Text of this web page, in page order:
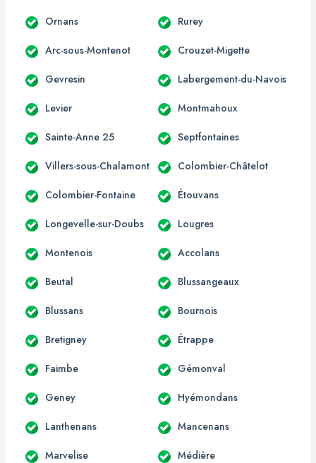
Ornans Rurey
Arc-sous-Montenot Crouzet-Migette
Gevresin Labergement-du-Navois
Levier Montmahoux
Sainte-Anne 25 Septfontaines
Villers-sous-Chalamont Colombier-Châtelot
Colombier-Fontaine Étouvans
Longevelle-sur-Doubs Lougres
Montenois Accolans
Beutal Blussangeaux
Blussans Bournois
Bretigney Étrappe
Faimbe Gémonval
Geney Hyémondans
Lanthenans Mancenans
Marvelise Médière